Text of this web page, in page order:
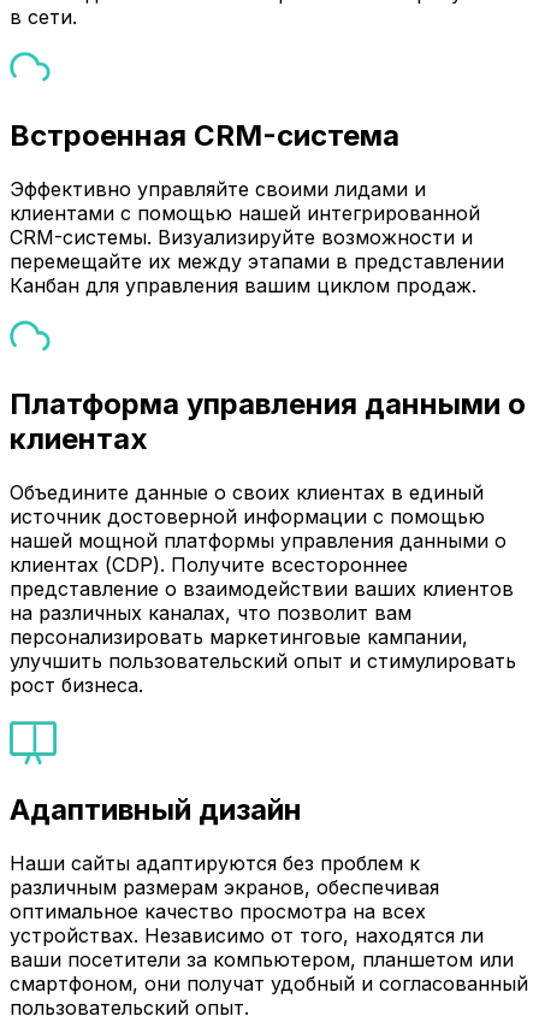
в сети.
Встроенная CRM-система
Эффективно управляйте своими лидами и
клиентами с помощью нашей интегрированной
CRM-системы. Визуализируйте возможности и
перемещайте их между этапами в представлении
Канбан для управления вашим циклом продаж.
Платформа управления данными о
клиентах
Объедините данные о своих клиентах в единый
источник достоверной информации с помощью
нашей мощной платформы управления данными о
клиентах (CDP). Получите всестороннее
представление о взаимодействии ваших клиентов
на различных каналах, что позволит вам
персонализировать маркетинговые кампании,
улучшить пользовательский опыт и стимулировать
рост бизнеса.
Адаптивный дизайн
Наши сайты адаптируются без проблем к
различным размерам экранов, обеспечивая
оптимальное качество просмотра на всех
устройствах. Независимо от того, находятся ли
ваши посетители за компьютером, планшетом или
смартфоном, они получат удобный и согласованный
пользовательский опыт.